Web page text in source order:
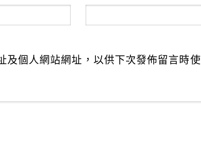
及個人網站網址，以供下次發佈留言時使